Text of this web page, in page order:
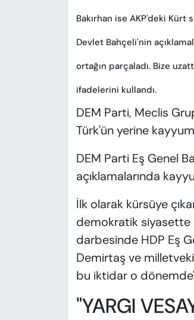
Bakırhan ise AKP'deki Kürt
Devlet Bahçeli'nin
ortağın parçaladı. Bize
ifadelerini kullandı.
DEM Parti, Meclis
Türk'ün yerine
DEM Parti Eş Genel
açıklamalarında
İlk olarak kürsüye
demokratik siyasette
darbesinde HDP Eş
Demirtaş ve
bu iktidar o
"YARGI